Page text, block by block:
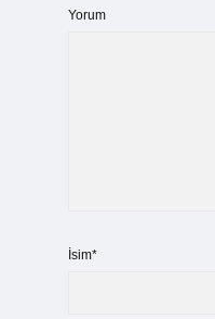
Yorum
İsim*